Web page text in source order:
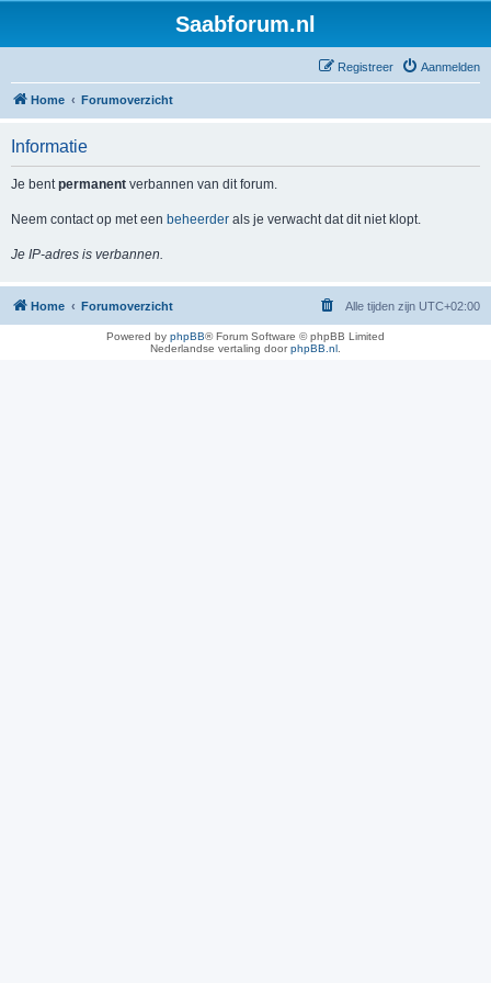
Saabforum.nl
Aanmelden
Registreer
Home Forumoverzicht
Informatie
Je bentpermanent verbannen van dit forum.
Neem contact op met een beheerder als je verwacht dat dit niet klopt.
Je IP-adres is verbannen.
Home Forumoverzicht Alle tijden zijn UTC+02:00
Powered by phpBB® Forum Software © phpBB Limited
Nederlandse vertaling doorphpBB.nl